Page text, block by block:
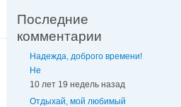
Последние
комментарии
Надежда, доброго времени!
Не
10 лет 19 недель назад
Отдыхай, мой любимый